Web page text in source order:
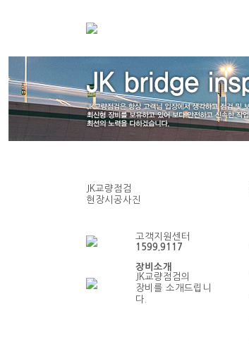
JK교량점검
현장시공사진
고객지원센터
1599.9117
장비소개
JK교량점검의
장비를 소개드립니
다.